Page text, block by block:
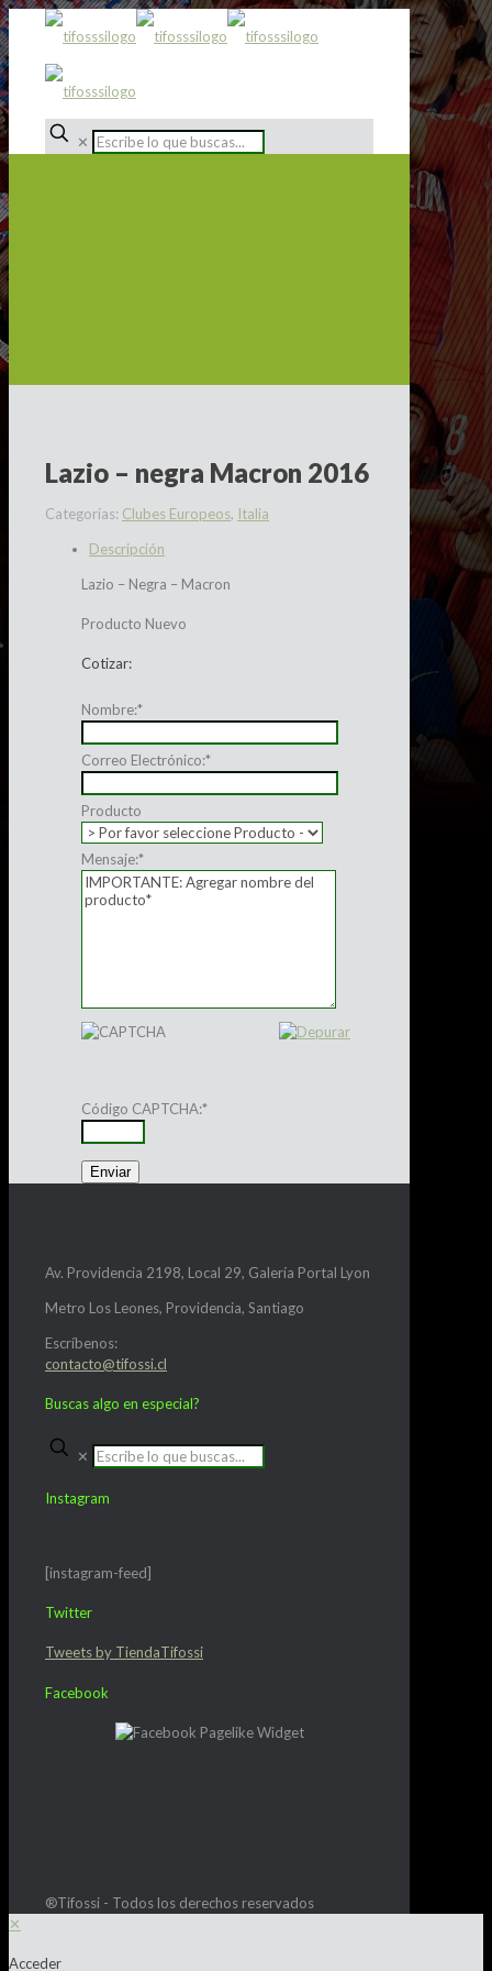
✕
Lazio – negra Macron 2016
Categorías: Clubes Europeos, Italia
Descripción
Lazio – Negra – Macron
Producto Nuevo
Cotizar:
Nombre:*
Correo Electrónico:*
Producto
Mensaje:*
Código CAPTCHA:*
Av. Providencia 2198, Local 29, Galería Portal Lyon
Metro Los Leones, Providencia, Santiago
Escríbenos:
contacto@tifossi.cl
Buscas algo en especial?
✕
Instagram
[instagram-feed]
Twitter
Tweets by TiendaTifossi
Facebook
®Tifossi - Todos los derechos reservados
✕
Acceder